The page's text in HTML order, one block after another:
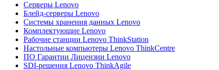
Серверы Lenovo
Блейд-серверы Lenovo
Системы хранения данных Lenovo
Комплектующие Lenovo
Рабочие станции Lenovo ThinkStation
Настольные компьютеры Lenovo ThinkCentre
ПО Гарантии Лицензии Lenovo
SDI-решения Lenovo ThinkAgile